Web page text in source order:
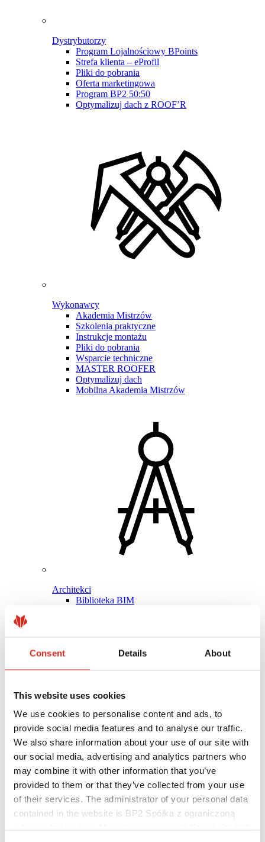
Consent Details About
This website uses cookies
We use cookies to personalise content and ads, to
provide social media features and to analyse our traffic.
We also share information about your use of our site with
our social media, advertising and analytics partners who
may combine it with other information that you’ve
provided to them or that they’ve collected from your use
of their services. The administrator of your personal data
contained in the website is BP2 Spółka z ograniczoną
Dystrybutorzy
Program Lojalnościowy BPoints
Strefa klienta – eProfil
Pliki do pobrania
Oferta marketingowa
Program BP2 50:50
Optymalizuj dach z ROOF’R
Wykonawcy
Akademia Mistrzów
Szkolenia praktyczne
Instrukcje montażu
Pliki do pobrania
Wsparcie techniczne
MASTER ROOFER
Optymalizuj dach
Mobilna Akademia Mistrzów
Architekci
Biblioteka BIM
Pomocne linki